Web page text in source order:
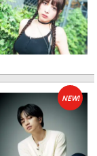
NEW!